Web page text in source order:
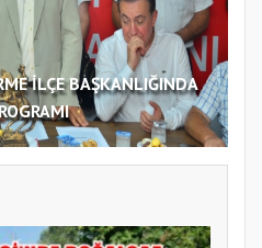
İLÇE BAŞKANLIĞINDA